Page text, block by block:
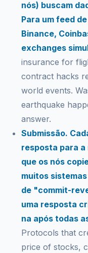
nós) buscam
Para um feed
Binance,
exchanges
insurance for
contract hacks
world events.
earthquake
answer.
Submissão.
resposta para
que os nós
muitos
de "commit-
uma resposta
na após todas
Protocols that
price of stocks,